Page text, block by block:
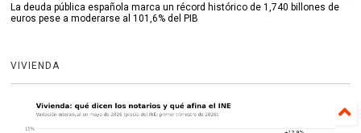
La deuda pública española marca un récord histórico de 1,740 billones de
euros pese a moderarse al 101,6% del PIB
VIVIENDA